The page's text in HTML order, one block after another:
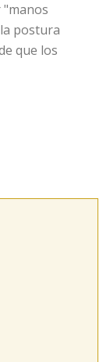
"manos
postura
que los